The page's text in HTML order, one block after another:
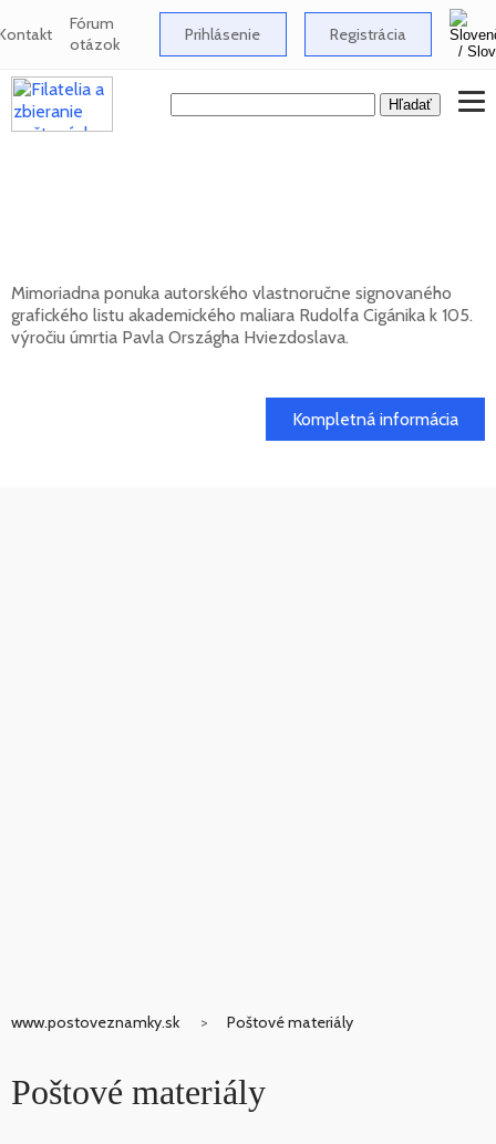
Fórum
otázok Prihlásenie Registrácia
Mimoriadna ponuka autorského vlastnoručne signovaného
grafického listu akademického maliara Rudolfa Cigánika k 105.
výročiu úmrtia Pavla Országha Hviezdoslava.
Kompletná informácia
www.postoveznamky.sk Poštové materiály
Poštové materiály